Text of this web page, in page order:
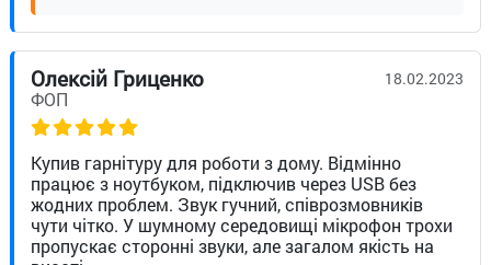
Олексій Гриценко
ФОП
18.02.2023
Купив гарнітуру для роботи з дому. Відмінно
працює з ноутбуком, підключив через USB без
жодних проблем. Звук гучний, співрозмовників
чути чітко. У шумному середовищі мікрофон трохи
пропускає сторонні звуки, але загалом якість на